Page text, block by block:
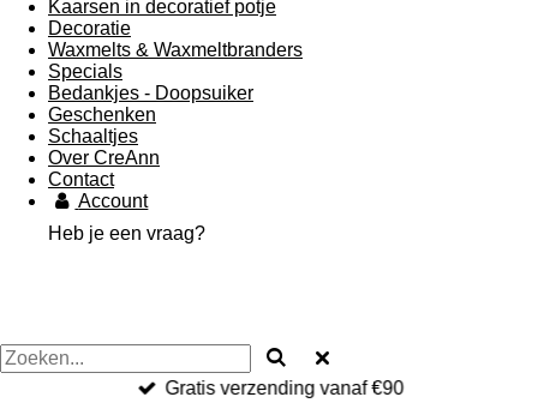
Kaarsen in decoratief potje
Decoratie
Waxmelts & Waxmeltbranders
Specials
Bedankjes - Doopsuiker
Geschenken
Schaaltjes
Over CreAnn
Contact
Account
Heb je een vraag?
Gratis verzending vanaf €90